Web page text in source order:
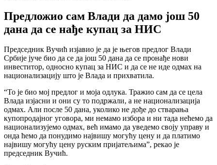
Предложио сам Влади да дамо још 50
дана да се нађе купац за НИС
Председник Вучић изјавио је да је његов предлог Влади
Србије јуче био да се да још 50 дана да се пронађе нови
инвеститор, односно купац за НИС и да се не иде одмах на
национализацију што је Влада и прихватила.
“То је био мој предлог и моја одлука. Тражио сам да се цела
Влада изјасни и они су то подржали, а не национализација
одмах. Али после 50 дана, уколико не дође до стварања
купопродајног уговора, ми немамо избора и ни тада нећемо да
национализујемо одмах, већ имамо да уведемо своју управу и
онда ћемо да понудимо највишу могућу цену и да платимо
највишу могућу цену руским пријатељима”, рекао је
председник Вучић.